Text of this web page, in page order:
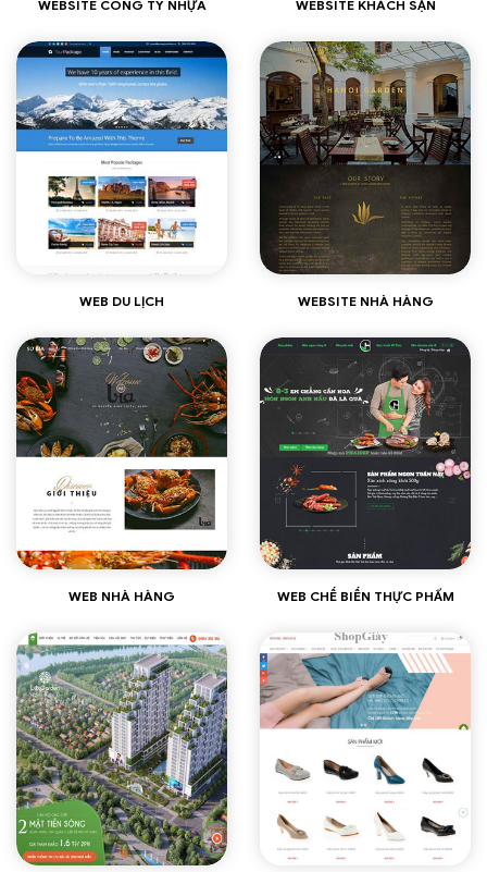
WEBSITE CÔNG TY NHỰA WEBSITE KHÁCH SẠN
WEB DU LỊCH WEBSITE NHÀ HÀNG
Xem thêm
WEB NHÀ HÀNG
Xem thêm
WEB CHẾ BIẾN THỰC PHẨM
Xem thêm Xem thêm